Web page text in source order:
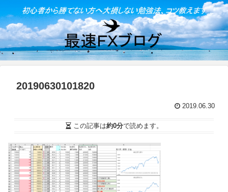
20190630101820
2019.06.30
この記事は約0分で読めます。